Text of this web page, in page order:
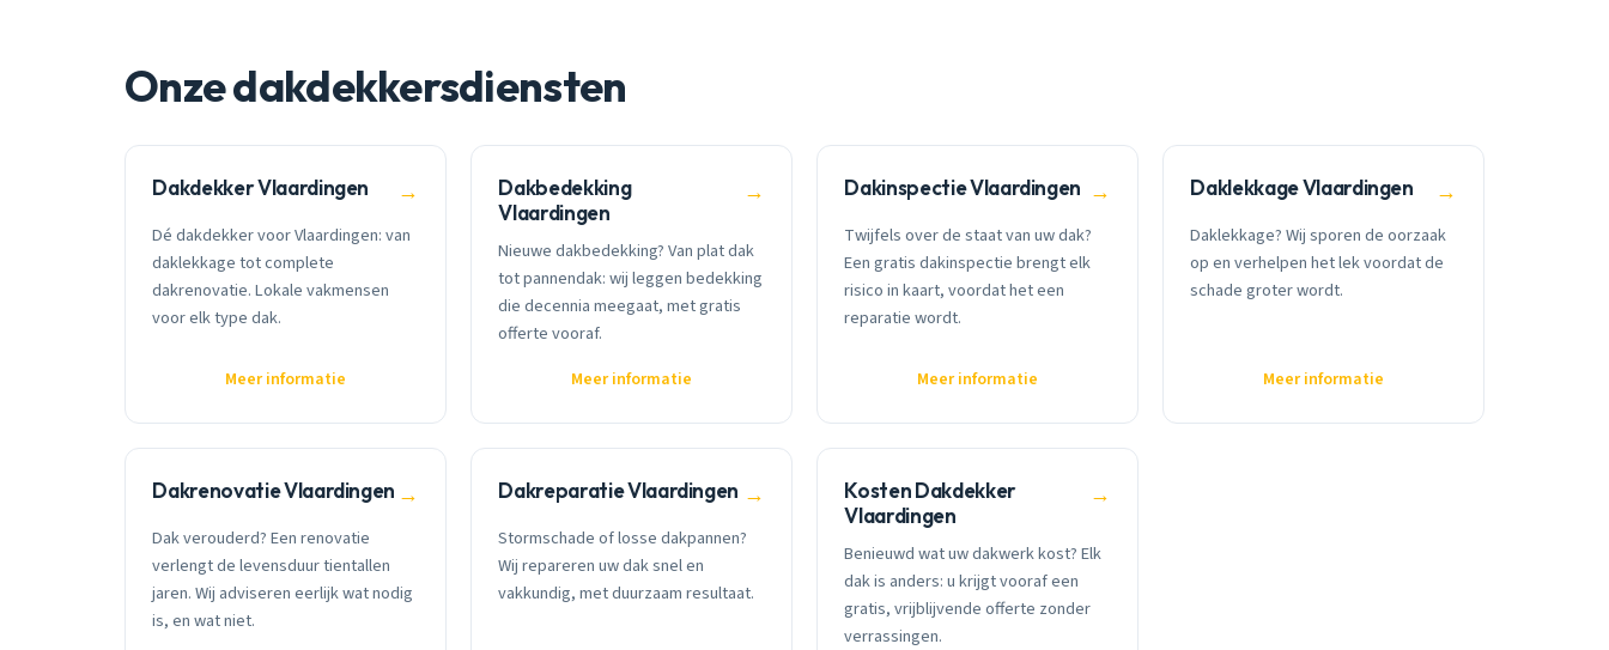
Onze dakdekkersdiensten
Dakdekker Vlaardingen →
Dé dakdekker voor Vlaardingen: van
daklekkage tot complete
dakrenovatie. Lokale vakmensen
voor elk type dak.
Meer informatie
Dakbedekking
Vlaardingen
→
Nieuwe dakbedekking? Van plat dak
tot pannendak: wij leggen bedekking
die decennia meegaat, met gratis
offerte vooraf.
Meer informatie
Dakinspectie Vlaardingen →
Twijfels over de staat van uw dak?
Een gratis dakinspectie brengt elk
risico in kaart, voordat het een
reparatie wordt.
Meer informatie
Daklekkage Vlaardingen →
Daklekkage? Wij sporen de oorzaak
op en verhelpen het lek voordat de
schade groter wordt.
Meer informatie
Dakrenovatie Vlaardingen →
Dak verouderd? Een renovatie
verlengt de levensduur tientallen
jaren. Wij adviseren eerlijk wat nodig
is, en wat niet.
Dakreparatie Vlaardingen →
Stormschade of losse dakpannen?
Wij repareren uw dak snel en
vakkundig, met duurzaam resultaat.
Kosten Dakdekker
Vlaardingen
→
Benieuwd wat uw dakwerk kost? Elk
dak is anders: u krijgt vooraf een
gratis, vrijblijvende offerte zonder
verrassingen.